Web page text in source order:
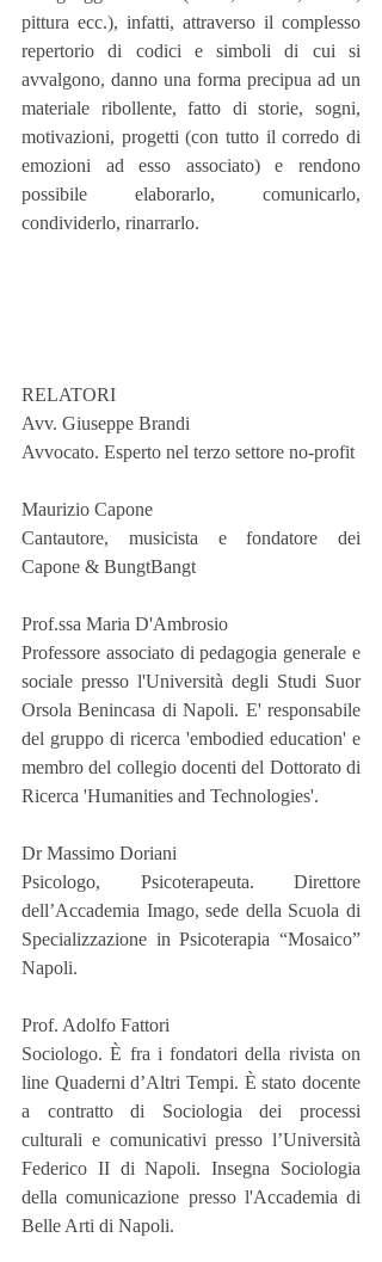
pittura ecc.), infatti, attraverso il complesso
repertorio di codici e simboli di cui si
avvalgono, danno una forma precipua ad un
materiale ribollente, fatto di storie, sogni,
motivazioni, progetti (con tutto il corredo di
emozioni ad esso associato) e rendono
possibile elaborarlo, comunicarlo,
condividerlo, rinarrarlo.
RELATORI
Avv. Giuseppe Brandi
Avvocato. Esperto nel terzo settore no-profit
Maurizio Capone
Cantautore, musicista e fondatore dei
Capone & BungtBangt
Prof.ssa Maria D'Ambrosio
Professore associato di pedagogia generale e
sociale presso l'Università degli Studi Suor
Orsola Benincasa di Napoli. E' responsabile
del gruppo di ricerca 'embodied education' e
membro del collegio docenti del Dottorato di
Ricerca 'Humanities and Technologies'.
Dr Massimo Doriani
Psicologo, Psicoterapeuta. Direttore
dell’Accademia Imago, sede della Scuola di
Specializzazione in Psicoterapia “Mosaico”
Napoli.
Prof. Adolfo Fattori
Sociologo. È fra i fondatori della rivista on
line Quaderni d’Altri Tempi. È stato docente
a contratto di Sociologia dei processi
culturali e comunicativi presso l’Università
Federico II di Napoli. Insegna Sociologia
della comunicazione presso l'Accademia di
Belle Arti di Napoli.